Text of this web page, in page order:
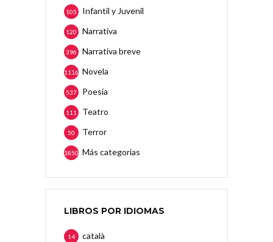
Infantil y Juvenil
105
Narrativa
120
Narrativa breve
396
Novela
1116
Poesía
537
Teatro
111
Terror
50
Más categorias
1850
LIBROS POR IDIOMAS
català
14